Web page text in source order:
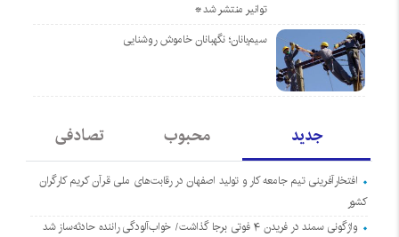
توانیر منتشر شد*
سیم‌بانان؛ نگهبانان خاموش روشنایی
جدید محبوب تصادفی
افتخارآفرینی تیم جامعه کار و تولید اصفهان در رقابت‌های ملی قرآن کریم کارگران
کشور
واژگونی سمند در فریدن ۴ فوتی برجا گذاشت/ خواب‌آلودگی راننده حادثه‌ساز شد